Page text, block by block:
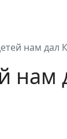
нам дал
нам